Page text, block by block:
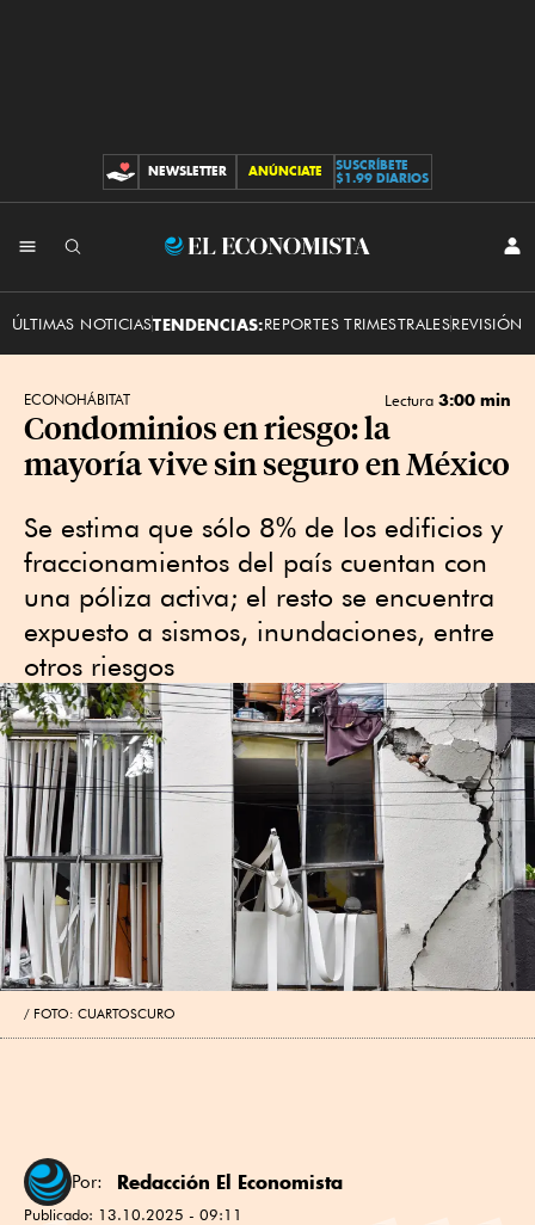
CONTRIBUCIONES
NEWSLETTER ANÚNCIATE
SUSCRÍBETE
$1.99 DIARIOS
El
ÚLTIMAS NOTICIASTENDENCIAS:REPORTES TRIMESTRALESREVISIÓN
ECONOHÁBITAT Lectura 3:00 min
Condominios en riesgo: la
mayoría vive sin seguro en México
Se estima que sólo 8% de los edificios y
fraccionamientos del país cuentan con
una póliza activa; el resto se encuentra
expuesto a sismos, inundaciones, entre
otros riesgos
FOTO: CUARTOSCURO
Por: Redacción El Economista
Publicado: 13.10.2025 - 09:11